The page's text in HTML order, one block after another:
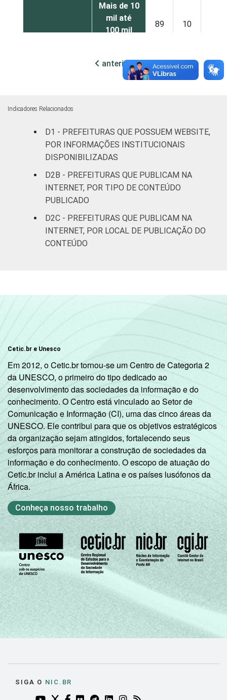
Mais de 10
mil até
100 mil
89 10
Mais de
100 mil
Mais de
500 mil
Fonte: CGI.br/NIC.br, Centro Regional de
Estudos para o Desenvolvimento da
Sociedade da Informação (Cetic.br),
Pesquisa sobre o uso das tecnologias de
informação e comunicação no setor público
anterior próxima
Indicadores Relacionados
D1 - PREFEITURAS QUE POSSUEM WEBSITE,
POR INFORMAÇÕES INSTITUCIONAIS
DISPONIBILIZADAS
D2B - PREFEITURAS QUE PUBLICAM NA
INTERNET, POR TIPO DE CONTEÚDO
PUBLICADO
D2C - PREFEITURAS QUE PUBLICAM NA
INTERNET, POR LOCAL DE PUBLICAÇÃO DO
CONTEÚDO
Cetic.br e Unesco
Em 2012, o Cetic.br tornou-se um Centro de Categoria 2
da UNESCO, o primeiro do tipo dedicado ao
desenvolvimento das sociedades da informação e do
conhecimento. O Centro está vinculado ao Setor de
Comunicação e Informação (CI), uma das cinco áreas da
UNESCO. Ele contribui para que os objetivos estratégicos
da organização sejam atingidos, fortalecendo seus
esforços para monitorar a construção de sociedades da
informação e do conhecimento. O escopo de atuação do
Cetic.br inclui a América Latina e os países lusófonos da
África.
Conheça nosso trabalho
SIGA O NIC.BR